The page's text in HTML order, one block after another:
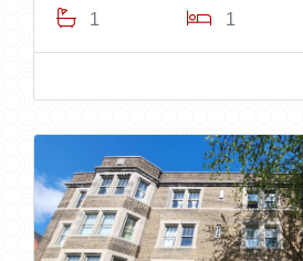
1 1